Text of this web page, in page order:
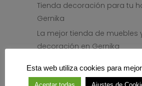
Tienda decoración para tu
Gernika
La mejor tienda de muebles
decoración en Gernika
Opiniones sobre Orue:
Esta web utiliza cookies para